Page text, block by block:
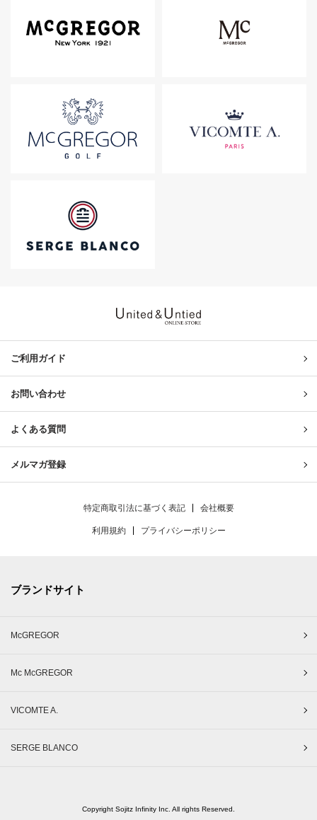
ご利用ガイド
お問い合わせ
よくある質問
メルマガ登録
特定商取引法に基づく表記 会社概要
利用規約 プライバシーポリシー
ブランドサイト
McGREGOR
Mc McGREGOR
VICOMTE A.
SERGE BLANCO
Copyright Sojitz Infinity Inc. All rights Reserved.